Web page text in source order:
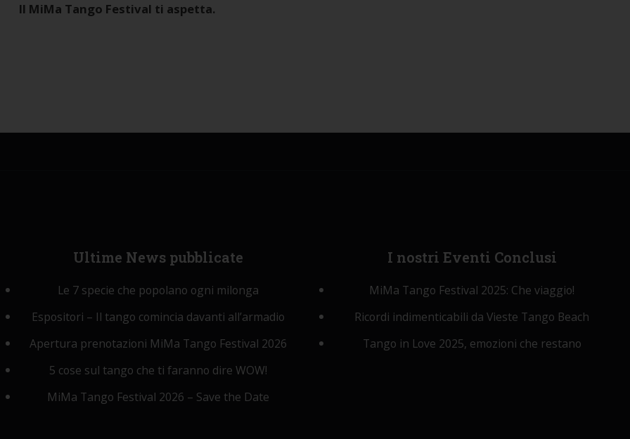
Il MiMa Tango Festival ti aspetta.
Ultime News pubblicate
Le 7 specie che popolano ogni milonga
Espositori – Il tango comincia davanti all’armadio
Apertura prenotazioni MiMa Tango Festival 2026
5 cose sul tango che ti faranno dire WOW!
MiMa Tango Festival 2026 – Save the Date
I nostri Eventi Conclusi
MiMa Tango Festival 2025: Che viaggio!
Ricordi indimenticabili da Vieste Tango Beach
Tango in Love 2025, emozioni che restano